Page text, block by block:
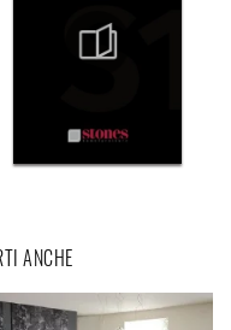
ANCHE